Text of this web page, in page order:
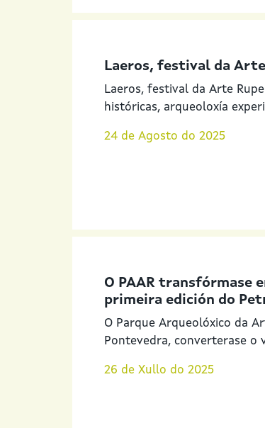
Laeros, festival da
Laeros, festival da Arte
históricas, arqueoloxía
24 de Agosto do 2025
O PAAR transfórmase
primeira edición do
O Parque Arqueolóxico da
Pontevedra, converterase o
26 de Xullo do 2025